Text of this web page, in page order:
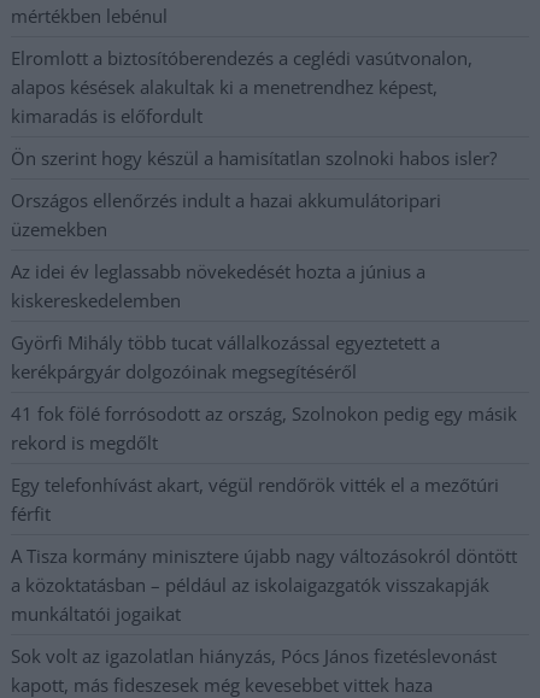
mértékben lebénul
Elromlott a biztosítóberendezés a ceglédi vasútvonalon,
alapos késések alakultak ki a menetrendhez képest,
kimaradás is előfordult
Ön szerint hogy készül a hamisítatlan szolnoki habos isler?
Országos ellenőrzés indult a hazai akkumulátoripari
üzemekben
Az idei év leglassabb növekedését hozta a június a
kiskereskedelemben
Györfi Mihály több tucat vállalkozással egyeztetett a
kerékpárgyár dolgozóinak megsegítéséről
41 fok fölé forrósodott az ország, Szolnokon pedig egy másik
rekord is megdőlt
Egy telefonhívást akart, végül rendőrök vitték el a mezőtúri
férfit
A Tisza kormány minisztere újabb nagy változásokról döntött
a közoktatásban – például az iskolaigazgatók visszakapják
munkáltatói jogaikat
Sok volt az igazolatlan hiányzás, Pócs János fizetéslevonást
kapott, más fideszesek még kevesebbet vittek haza